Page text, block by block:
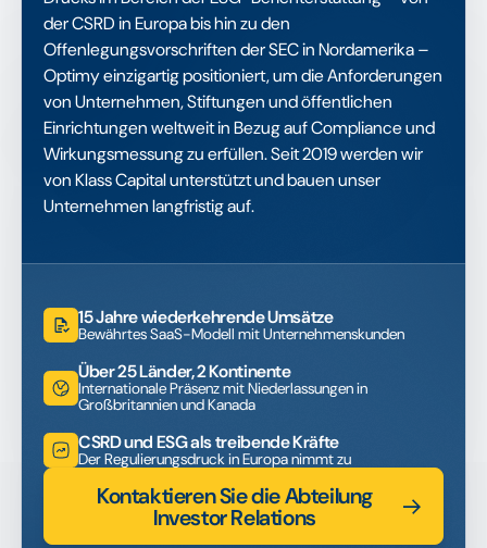
der CSRD in Europa bis hin zu den
Offenlegungsvorschriften der SEC in Nordamerika –
Optimy einzigartig positioniert, um die Anforderungen
von Unternehmen, Stiftungen und öffentlichen
Einrichtungen weltweit in Bezug auf Compliance und
Wirkungsmessung zu erfüllen. Seit 2019 werden wir
von Klass Capital unterstützt und bauen unser
Unternehmen langfristig auf.
15 Jahre wiederkehrende Umsätze
Bewährtes SaaS-Modell mit Unternehmenskunden
Über 25 Länder, 2 Kontinente
Internationale Präsenz mit Niederlassungen in
Großbritannien und Kanada
CSRD und ESG als treibende Kräfte
Der Regulierungsdruck in Europa nimmt zu
Kontaktieren Sie die Abteilung
Investor Relations